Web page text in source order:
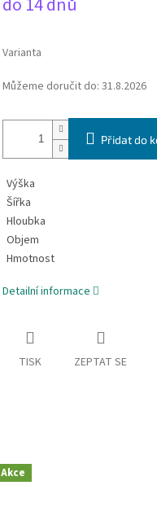
cena:
do 14 dnů
Varianta
Můžeme doručit do: 31.8.2026
Přidat do
Výška
Šířka
Hloubka
Objem
Hmotnost
Detailní informace
TISK ZEPTAT SE
Akce